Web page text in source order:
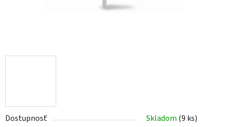
Dostupnosť Skladom (9 ks)